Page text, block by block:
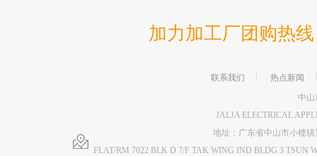
加力加工厂团购热线
联系我们
热点新闻
中山
JALJA ELECTRICAL
地址：广东省中山市小榄镇
FLAT/RM 7022 BLK D 7/F TAK WING IND BLDG 3 TSUN